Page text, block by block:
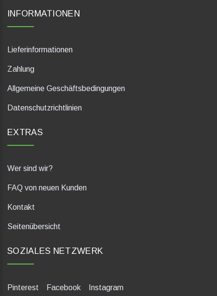
INFORMATIONEN
Lieferinformationen
Zahlung
Allgemeine Geschäftsbedingungen
Datenschutzrichtlinien
EXTRAS
Wer sind wir?
FAQ von neuen Kunden
Kontakt
Seitenübersicht
SOZIALES NETZWERK
Pinterest Facebook Instagram